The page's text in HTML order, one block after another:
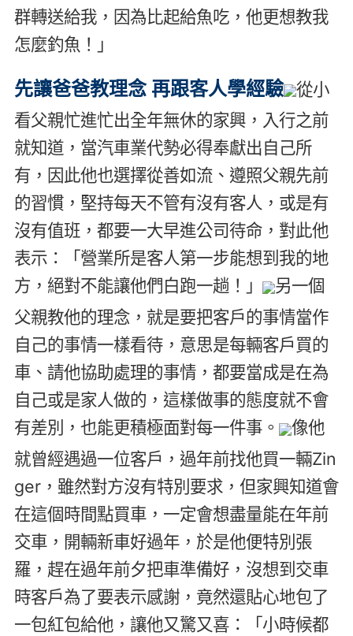
群轉送給我，因為比起給魚吃，他更想教我
怎麼釣魚！」
先讓爸爸教理念 再跟客人學經驗
從小
看父親忙進忙出全年無休的家興，入行之前
就知道，當汽車業代勢必得奉獻出自己所
有，因此他也選擇從善如流、遵照父親先前
的習慣，堅持每天不管有沒有客人，或是有
沒有值班，都要一大早進公司待命，對此他
表示：「營業所是客人第一步能想到我的地
方，絕對不能讓他們白跑一趟！」
另一個
父親教他的理念，就是要把客戶的事情當作
自己的事情一樣看待，意思是每輛客戶買的
車、請他協助處理的事情，都要當成是在為
自己或是家人做的，這樣做事的態度就不會
有差別，也能更積極面對每一件事。
像他
就曾經遇過一位客戶，過年前找他買一輛Zin
ger，雖然對方沒有特別要求，但家興知道會
在這個時間點買車，一定會想盡量能在年前
交車，開輛新車好過年，於是他便特別張
羅，趕在過年前夕把車準備好，沒想到交車
時客戶為了要表示感謝，竟然還貼心地包了
一包紅包給他，讓他又驚又喜：「小時候都